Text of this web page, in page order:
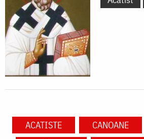
ACATISTE CANOANE